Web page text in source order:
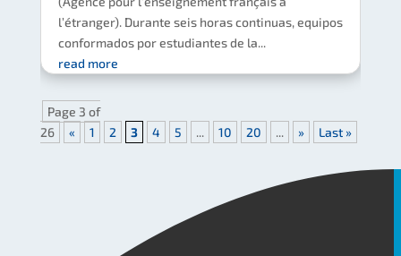
l’étranger). Durante seis horas continuas, equipos
conformados por estudiantes de la...
read more
Page 3 of
26
« 1 2 3 4 5 ... 10 20 ... » Last »